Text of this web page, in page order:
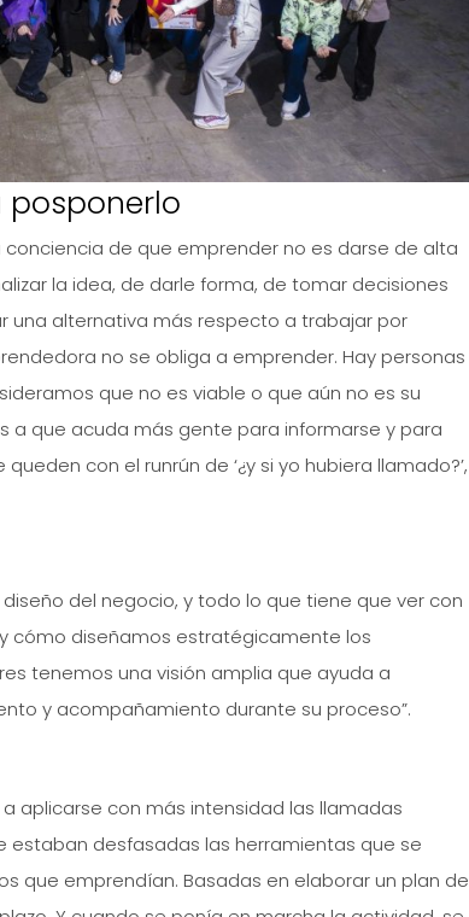
de que emprender no es darse de alta
la idea, de darle forma, de tomar decisiones
una alternativa más respecto a trabajar por
no se obliga a emprender. Hay personas
que no es viable o que aún no es su
a que acuda más gente para informarse y para
con el runrún de ‘¿y si yo hubiera llamado?’,
del negocio, y todo lo que tiene que ver con
cómo diseñamos estratégicamente los
tenemos una visión amplia que ayuda a
y acompañamiento durante su proceso”.
aplicarse con más intensidad las llamadas
desfasadas las herramientas que se
que emprendían. Basadas en elaborar un plan de